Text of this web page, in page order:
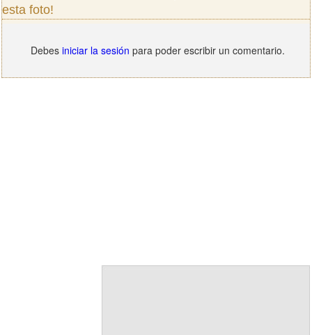
esta foto!
Debes iniciar la sesión para poder escribir un comentario.